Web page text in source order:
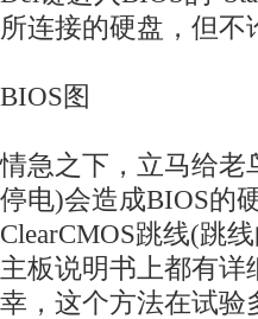
所连接的硬盘，但
BIOS图
情急之下，立马给老
停电)会造成BIOS的
ClearCMOS跳线(跳
主板说明书上都有详
幸，这个方法在试验